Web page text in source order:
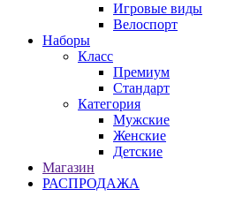
Игровые виды
Велоспорт
Наборы
Класс
Премиум
Стандарт
Категория
Мужские
Женские
Детские
Магазин
РАСПРОДАЖА